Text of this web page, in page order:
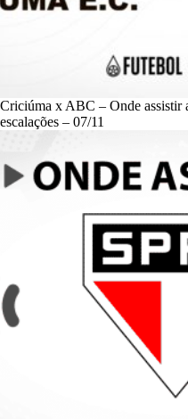
Criciúma x ABC – Onde assistir
escalações – 07/11